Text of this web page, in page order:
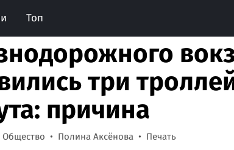
Топ
три
причина
Общество Полина Аксёнова Печать